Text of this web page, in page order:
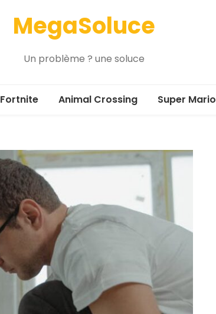
MegaSoluce
Un problème ? une soluce
Fortnite Animal Crossing Super Mario